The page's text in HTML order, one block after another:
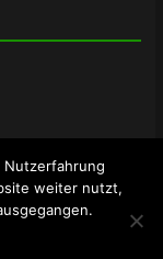
vorbehalten.
von
Nutzerfahrung
weiter nutzt,